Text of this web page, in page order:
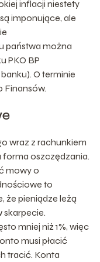
inflacji niestety
imponujące, ale
państwa można
PKO BP
O terminie
Finansów.
wraz z rachunkiem
forma oszczędzania.
mowy o
to
że pieniądze leżą
skarpecie.
mniej niż 1%, więc
musi płacić
tracić. Konta